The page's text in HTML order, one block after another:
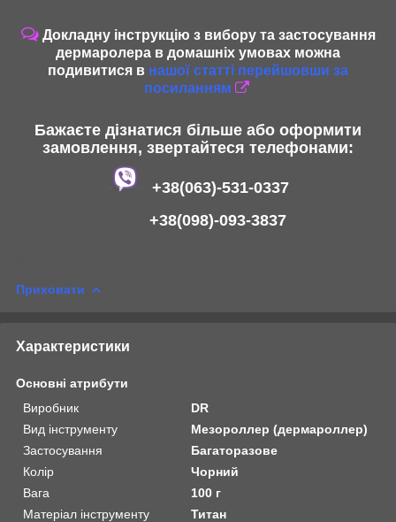
Докладну інструкцію з вибору та застосування
дермаролера в домашніх умовах можна
подивитися в нашої статті перейшовши за
посиланням
Бажаєте дізнатися більше або оформити
замовлення, звертайтеся телефонами:
+38(063)-531-0337
+38(098)-093-3837
Приховати
Характеристики
Основні атрибути
Виробник
DR
Вид інструменту
Мезороллер (дермароллер)
Застосування
Багаторазове
Колір
Чорний
Вага
100 г
Матеріал інструменту
Титан